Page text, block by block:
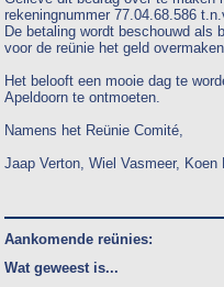
rekeningnummer 77.04.68.586
De betaling wordt beschouwd als
voor de reünie het geld
Het belooft een mooie dag te
Apeldoorn te ontmoeten.
Namens het Reünie Comité,
Jaap Verton, Wiel Vasmeer,
Aankomende reünies:
Wat geweest is...